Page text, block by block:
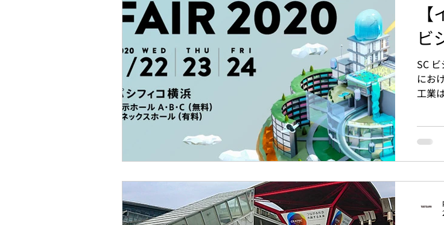
ビ
SC
にお
工業